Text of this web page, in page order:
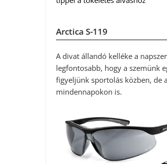
Arctica S-119
A divat állandó kelléke a
legfontosabb, hogy a szemünk
figyeljünk sportolás közben, de
mindennapokon is.